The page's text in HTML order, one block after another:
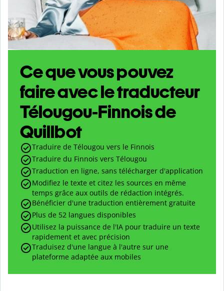
Ce que vous pouvez
faire avec le traducteur
Télougou-Finnois de
Quillbot
Traduire de Télougou vers le Finnois
Traduire du Finnois vers Télougou
Traduction en ligne, sans télécharger d'application
Modifiez le texte et citez les sources en même
temps grâce aux outils de rédaction intégrés.
Bénéficier d'une traduction entièrement gratuite
Plus de 52 langues disponibles
Utilisez la puissance de l'IA pour traduire un texte
rapidement et avec précision
Traduisez d'une langue à l'autre sur une
plateforme adaptée aux mobiles